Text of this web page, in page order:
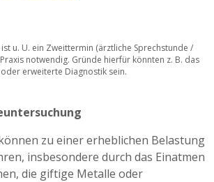
u. U. ein Zweittermin (ärztliche Sprechstunde /
notwendig. Gründe hierfür könnten z. B. das
erweiterte Diagnostik sein.
zu einer erheblichen Belastung
insbesondere durch das Einatmen
die giftige Metalle oder